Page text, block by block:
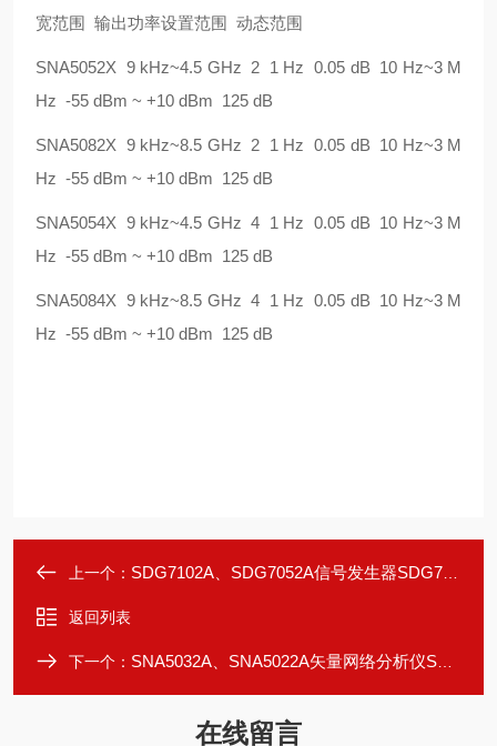
宽范围
输出功率设置范围 动态范围
SNA5052X 9 kHz~4.5 GHz 2 1 Hz 0.05 dB 10 Hz~3 M
Hz -55 dBm ~ +10 dBm 125 dB
SNA5082X 9 kHz~8.5 GHz 2 1 Hz 0.05 dB 10 Hz~3 M
Hz -55 dBm ~ +10 dBm 125 dB
SNA5054X 9 kHz~4.5 GHz 4 1 Hz 0.05 dB 10 Hz~3 M
Hz -55 dBm ~ +10 dBm 125 dB
SNA5084X 9 kHz~8.5 GHz 4 1 Hz 0.05 dB 10 Hz~3 M
Hz -55 dBm ~ +10 dBm 125 dB
上一个： SDG7102A、SDG7052A信号发生器SDG7000A系列
返回列表
下一个： SNA5032A、SNA5022A矢量网络分析仪SNA5000A系列
在线留言